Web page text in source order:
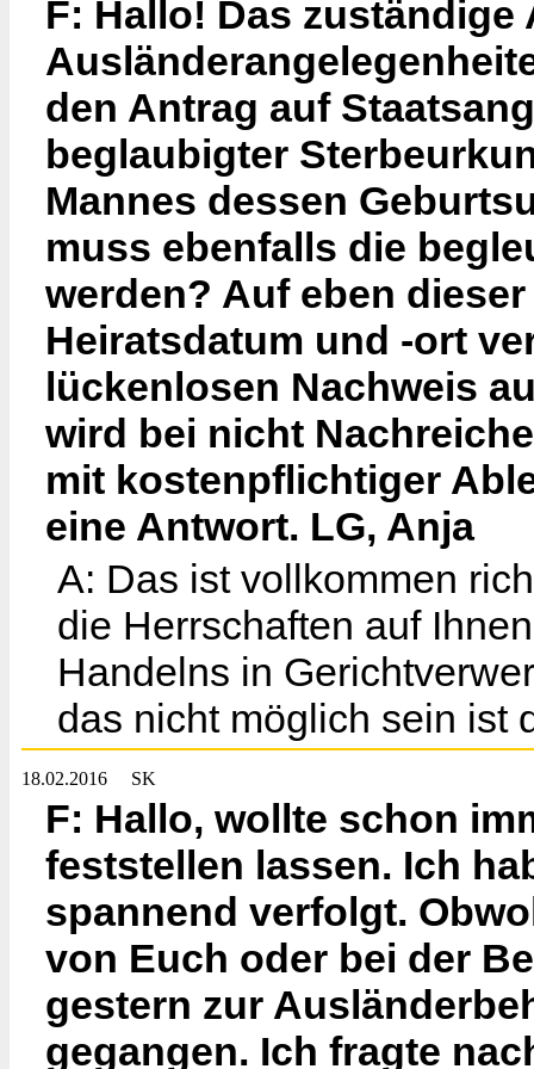
F: Hallo! Das zuständige
den Antrag auf
beglaubigter
Mannes dessen
muss ebenfalls die
werden? Auf eben
Heiratsdatum und -ort
lückenlosen Nachweis
wird bei nicht
mit kostenpflichtiger
eine Antwort. LG, Anja
A: Das ist vollkommen
die Herrschaften auf
Handelns in
das nicht möglich sein ist
18.02.2016 SK
F: Hallo, wollte schon
feststellen lassen. Ich
spannend verfolgt.
von Euch oder bei der
gestern zur
gegangen. Ich fragte